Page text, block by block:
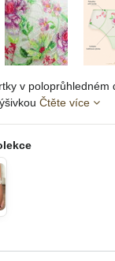
v poloprůhledném
Čtěte více